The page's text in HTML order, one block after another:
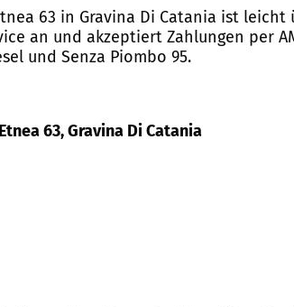
63 in Gravina Di Catania ist
an und akzeptiert Zahlungen per
und Senza Piombo 95.
63, Gravina Di Catania